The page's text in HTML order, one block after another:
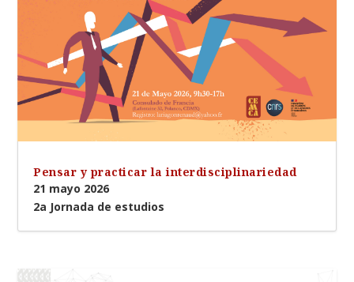
Pensar y practicar la interdisciplinariedad
21 mayo 2026
2a Jornada de estudios